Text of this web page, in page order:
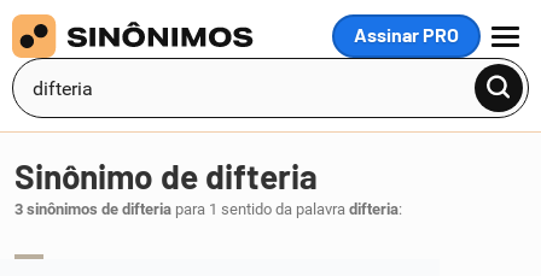
Assinar PRO
MENU
Sinônimo de difteria
3 sinônimos de difteria para 1 sentido da palavra difteria: